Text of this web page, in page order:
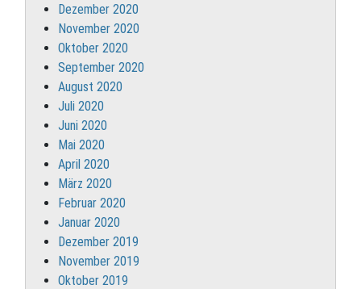
Dezember 2020
November 2020
Oktober 2020
September 2020
August 2020
Juli 2020
Juni 2020
Mai 2020
April 2020
März 2020
Februar 2020
Januar 2020
Dezember 2019
November 2019
Oktober 2019